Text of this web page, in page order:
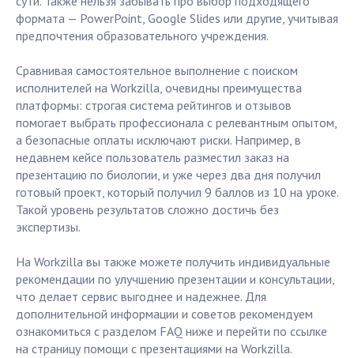
формата — PowerPoint, Google Slides или другие, учитывая
предпочтения образовательного учреждения.
Сравнивая самостоятельное выполнение с поиском
исполнителей на Workzilla, очевидны преимущества
платформы: строгая система рейтингов и отзывов
помогает выбрать профессионала с релевантным опытом,
а безопасные оплаты исключают риски. Например, в
недавнем кейсе пользователь разместил заказ на
презентацию по биологии, и уже через два дня получил
готовый проект, который получил 9 баллов из 10 на уроке.
Такой уровень результатов сложно достичь без
экспертизы.
На Workzilla вы также можете получить индивидуальные
рекомендации по улучшению презентации и консультации,
что делает сервис выгоднее и надежнее. Для
дополнительной информации и советов рекомендуем
ознакомиться с разделом FAQ ниже и перейти по ссылке
на страницу помощи с презентациями на Workzilla.